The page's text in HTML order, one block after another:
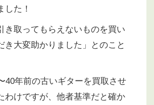
した！
き取ってもらえないものを買い
き大変助かりました」とのこと
40年前の古いギターを買取させ
わけですが、他者基準だと確か